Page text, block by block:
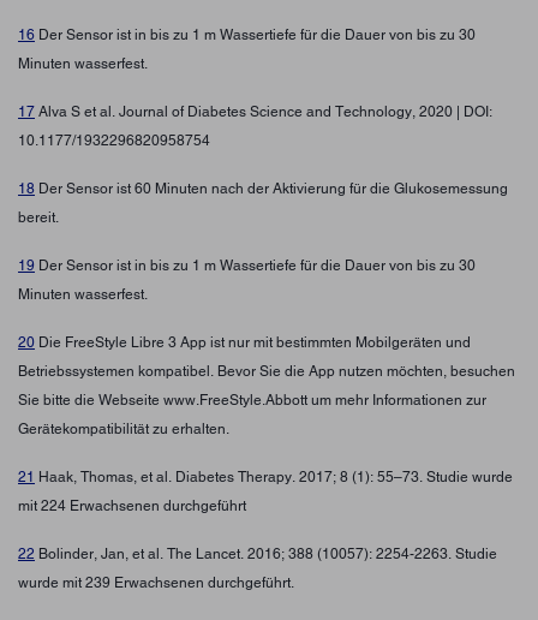
16 Der Sensor ist in bis zu 1 m Wassertiefe für die Dauer von bis zu 30
Minuten wasserfest.
17 Alva S et al. Journal of Diabetes Science and Technology, 2020 | DOI:
10.1177/1932296820958754
18 Der Sensor ist 60 Minuten nach der Aktivierung für die Glukosemessung
bereit.
19 Der Sensor ist in bis zu 1 m Wassertiefe für die Dauer von bis zu 30
Minuten wasserfest.
20 Die FreeStyle Libre 3 App ist nur mit bestimmten Mobilgeräten und
Betriebssystemen kompatibel. Bevor Sie die App nutzen möchten, besuchen
Sie bitte die Webseite www.FreeStyle.Abbott um mehr Informationen zur
Gerätekompatibilität zu erhalten.
21 Haak, Thomas, et al. Diabetes Therapy. 2017; 8 (1): 55–73. Studie wurde
mit 224 Erwachsenen durchgeführt
22 Bolinder, Jan, et al. The Lancet. 2016; 388 (10057): 2254-2263. Studie
wurde mit 239 Erwachsenen durchgeführt.